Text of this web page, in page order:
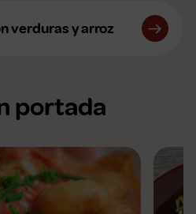
verduras y arroz
portada